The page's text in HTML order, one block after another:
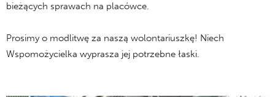
bieżących sprawach na placówce.
Prosimy o modlitwę za naszą wolontariuszkę! Niech
Wspomożycielka wyprasza jej potrzebne łaski.